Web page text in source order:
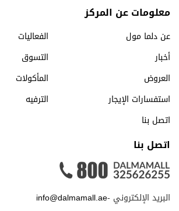
معلومات عن المركز
عن دلما مول
الفعاليات
أخبار
التسوق
العروض
المأكولات
استفسارات الإيجار
الترفيه
اتصل بنا
اتصل بنا
البريد الإلكتروني -info@dalmamall.ae